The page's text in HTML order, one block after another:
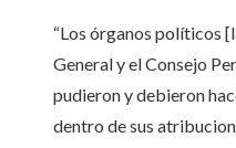
“Los órganos políticos
General y el Consejo
pudieron y debieron
dentro de sus